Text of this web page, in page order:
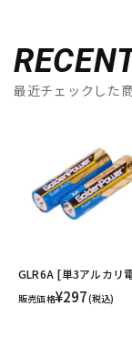
最近チェックした
GLR6A [単3アルカリ
販売価格¥297(税込)